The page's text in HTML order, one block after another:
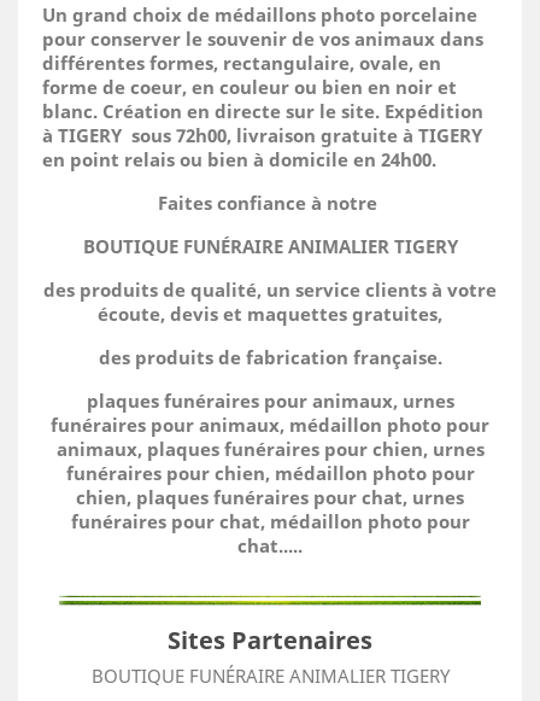
Un grand choix de médaillons photo porcelaine
pour conserver le souvenir de vos animaux dans
différentes formes, rectangulaire, ovale, en
forme de coeur, en couleur ou bien en noir et
blanc. Création en directe sur le site. Expédition
à TIGERY sous 72h00, livraison gratuite à TIGERY
en point relais ou bien à domicile en 24h00.
Faites confiance à notre
BOUTIQUE FUNÉRAIRE ANIMALIER TIGERY
des produits de qualité, un service clients à votre
écoute, devis et maquettes gratuites,
des produits de fabrication française.
plaques funéraires pour animaux, urnes
funéraires pour animaux, médaillon photo pour
animaux, plaques funéraires pour chien, urnes
funéraires pour chien, médaillon photo pour
chien, plaques funéraires pour chat, urnes
funéraires pour chat, médaillon photo pour
chat.....
Sites Partenaires
BOUTIQUE FUNÉRAIRE ANIMALIER TIGERY